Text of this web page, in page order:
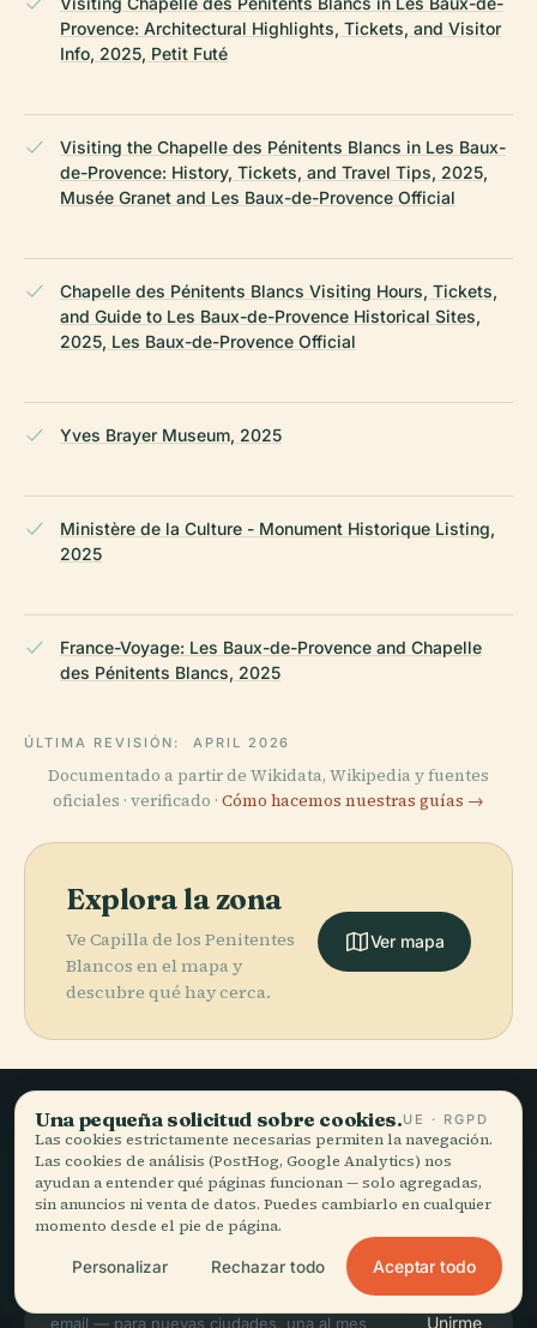
Provence: Architectural Highlights, Tickets, and Visitor
Info, 2025, Petit Futé
Visiting the Chapelle des Pénitents Blancs in Les Baux-
de-Provence: History, Tickets, and Travel Tips, 2025,
Musée Granet and Les Baux-de-Provence Official
Chapelle des Pénitents Blancs Visiting Hours, Tickets,
and Guide to Les Baux-de-Provence Historical Sites,
2025, Les Baux-de-Provence Official
Yves Brayer Museum, 2025
Ministère de la Culture - Monument Historique Listing,
2025
France-Voyage: Les Baux-de-Provence and Chapelle
des Pénitents Blancs, 2025
ÚLTIMA REVISIÓN: APRIL 2026
Documentado a partir de Wikidata, Wikipedia y fuentes
oficiales · verificado · Cómo hacemos nuestras guías →
Explora la zona
Ve Capilla de los Penitentes
Blancos en el mapa y
descubre qué hay cerca.
Ver mapa
Viajar sin prisa,
bien contado.
MANTENTE AL DÍA
Unirme
Una pequeña solicitud sobre cookies.UE · RGPD
Las cookies estrictamente necesarias permiten la navegación.
Las cookies de análisis (PostHog, Google Analytics) nos
ayudan a entender qué páginas funcionan — solo agregadas,
sin anuncios ni venta de datos. Puedes cambiarlo en cualquier
momento desde el pie de página.
Personalizar Rechazar todo Aceptar todo